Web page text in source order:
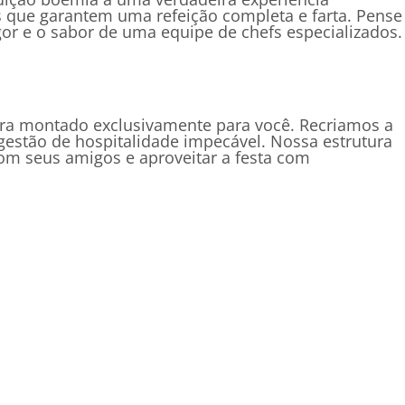
garantem uma refeição completa e farta. Pense
e o sabor de uma equipe de chefs especializados.
montado exclusivamente para você. Recriamos a
de hospitalidade impecável. Nossa estrutura
seus amigos e aproveitar a festa com